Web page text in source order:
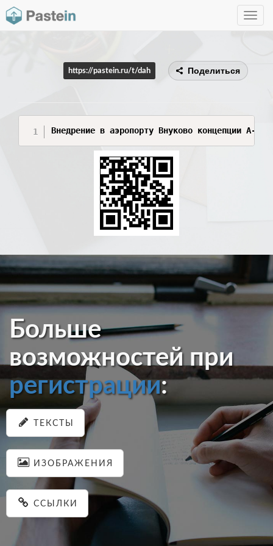
Toggle
https://pastein.ru/t/dah Поделиться
Внедрение в аэропорту Внуково концепции A-
Больше
возможностей при
регистрации:
ТЕКСТЫ
ИЗОБРАЖЕНИЯ
ССЫЛКИ